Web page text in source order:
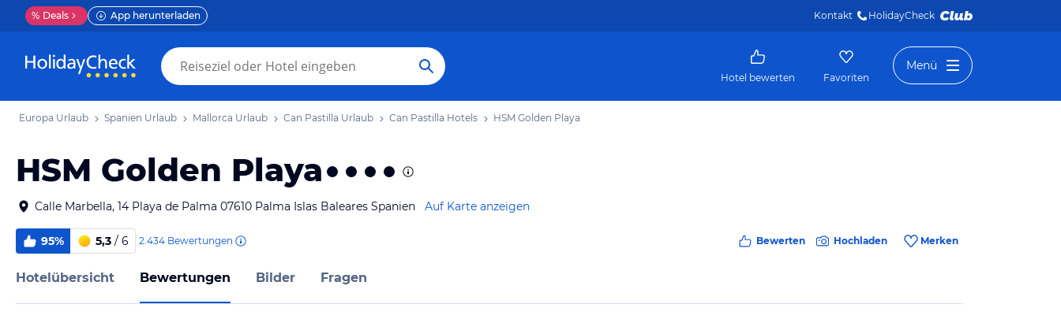
% Deals App herunterladen Kontakt HolidayCheck
Hotel bewerten Favoriten
Menü
Europa Urlaub Spanien Urlaub Mallorca Urlaub Can Pastilla Urlaub Can Pastilla Hotels HSM Golden Playa
HSM Golden Playa
Calle Marbella, 14 Playa de Palma 07610 Palma Islas Baleares Spanien Auf Karte anzeigen
95% 5,3 / 6 2.434 Bewertungen Bewerten Hochladen Merken
Hotelübersicht Bewertungen Bilder Fragen